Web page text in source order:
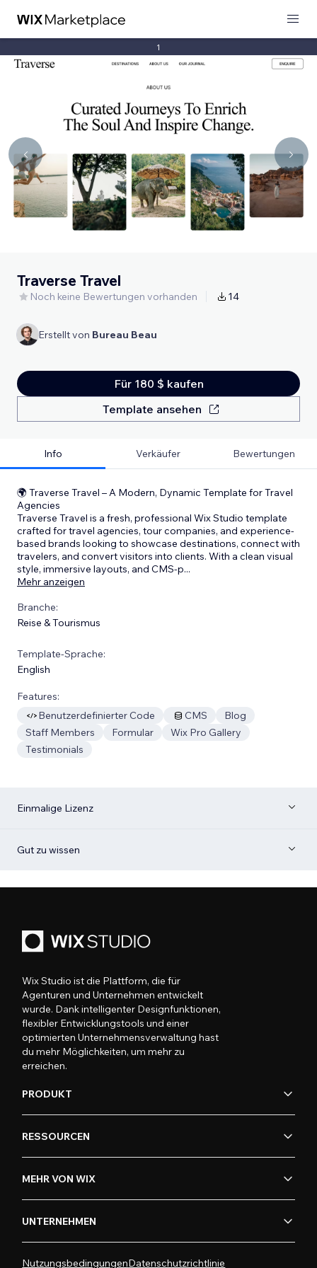
1
Traverse Travel
Noch keine Bewertungen vorhanden 14
Erstellt von Bureau Beau
Für 180 $ kaufen
Template ansehen
Info Verkäufer Bewertungen
🌍 Traverse Travel – A Modern, Dynamic Template for Travel
Agencies
Traverse Travel is a fresh, professional Wix Studio template
crafted for travel agencies, tour companies, and experience-
based brands looking to showcase destinations, connect with
travelers, and convert visitors into clients. With a clean visual
style, immersive layouts, and CMS-p...
Mehr anzeigen
Branche:
Reise & Tourismus
Template-Sprache:
English
Features:
Benutzerdefinierter Code
CMS
Blog
Staff Members
Formular
Wix Pro Gallery
Testimonials
Einmalige Lizenz
Gut zu wissen
Wix Studio ist die Plattform, die für
Agenturen und Unternehmen entwickelt
wurde. Dank intelligenter Designfunktionen,
flexibler Entwicklungstools und einer
optimierten Unternehmensverwaltung hast
du mehr Möglichkeiten, um mehr zu
erreichen.
PRODUKT
RESSOURCEN
MEHR VON WIX
UNTERNEHMEN
NutzungsbedingungenDatenschutzrichtlinie